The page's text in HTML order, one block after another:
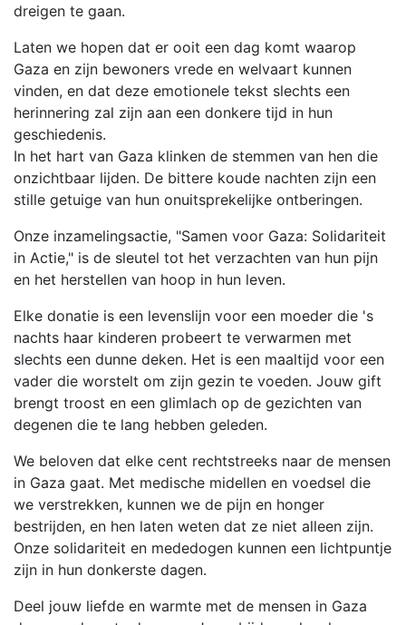
dreigen te gaan.
Laten we hopen dat er ooit een dag komt waarop
Gaza en zijn bewoners vrede en welvaart kunnen
vinden, en dat deze emotionele tekst slechts een
herinnering zal zijn aan een donkere tijd in hun
geschiedenis.
In het hart van Gaza klinken de stemmen van hen die
onzichtbaar lijden. De bittere koude nachten zijn een
stille getuige van hun onuitsprekelijke ontberingen.
Onze inzamelingsactie, "Samen voor Gaza: Solidariteit
in Actie," is de sleutel tot het verzachten van hun pijn
en het herstellen van hoop in hun leven.
Elke donatie is een levenslijn voor een moeder die 's
nachts haar kinderen probeert te verwarmen met
slechts een dunne deken. Het is een maaltijd voor een
vader die worstelt om zijn gezin te voeden. Jouw gift
brengt troost en een glimlach op de gezichten van
degenen die te lang hebben geleden.
We beloven dat elke cent rechtstreeks naar de mensen
in Gaza gaat. Met medische midellen en voedsel die
we verstrekken, kunnen we de pijn en honger
bestrijden, en hen laten weten dat ze niet alleen zijn.
Onze solidariteit en mededogen kunnen een lichtpuntje
zijn in hun donkerste dagen.
Deel jouw liefde en warmte met de mensen in Gaza